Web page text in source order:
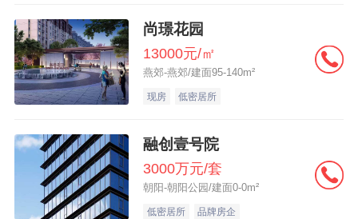
尚璟花园
13000元/㎡
燕郊-燕郊/建面95-140m²
现房 低密居所
融创壹号院
3000万元/套
朝阳-朝阳公园/建面0-0m²
低密居所 品牌房企